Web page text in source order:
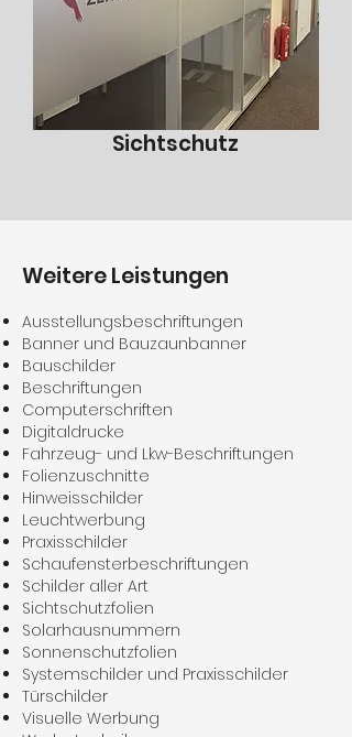
Sichtschutz
Weitere Leistungen
Ausstellungsbeschriftungen
Banner und Bauzaunbanner
Bauschilder
Beschriftungen
Computerschriften
Digitaldrucke
Fahrzeug- und Lkw-Beschriftungen
Folienzuschnitte
Hinweisschilder
Leuchtwerbung
Praxisschilder
Schaufensterbeschriftungen
Schilder aller Art
Sichtschutzfolien
Solarhausnummern
Sonnenschutzfolien
Systemschilder und Praxisschilder
Türschilder
Visuelle Werbung